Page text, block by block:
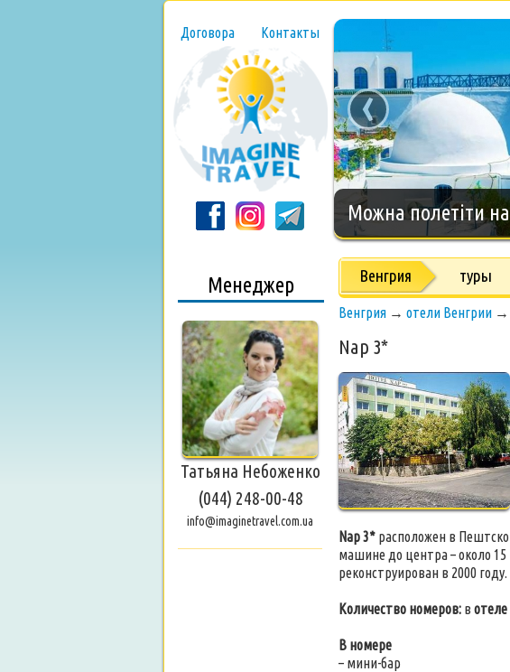
Договора Контакты
Новогодний тур
‹
Менеджер
Татьяна Небоженко
(044) 248-00-48
info@imaginetravel.com.ua
Венгрия туры
Венгрия → отели Венгрии →
Nap 3*
Nap 3* расположен в
машине до центра – около
реконструирован в 2000 году.
Количество номеров: в отеле
В номере
– мини-бар